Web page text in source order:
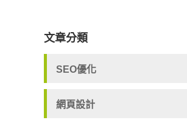
文章分類
SEO優化
網頁設計